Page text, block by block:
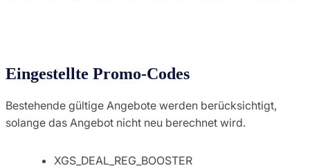
Eingestellte Promo-Codes
Bestehende gültige Angebote werden berücksichtigt,
solange das Angebot nicht neu berechnet wird.
XGS_DEAL_REG_BOOSTER